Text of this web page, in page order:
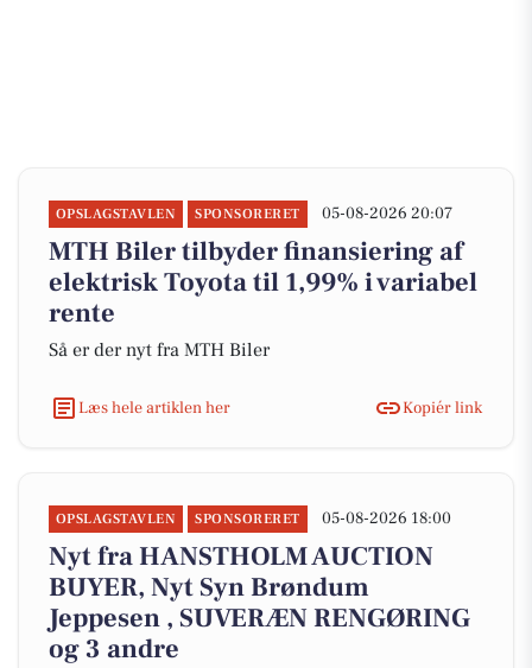
OPSLAGSTAVLEN SPONSORERET 05-08-2026 20:07
MTH Biler tilbyder finansiering af
elektrisk Toyota til 1,99% i variabel
rente
Så er der nyt fra MTH Biler
Læs hele artiklen her Kopiér link
OPSLAGSTAVLEN SPONSORERET 05-08-2026 18:00
Nyt fra HANSTHOLM AUCTION
BUYER, Nyt Syn Brøndum
Jeppesen , SUVERÆN RENGØRING
og 3 andre